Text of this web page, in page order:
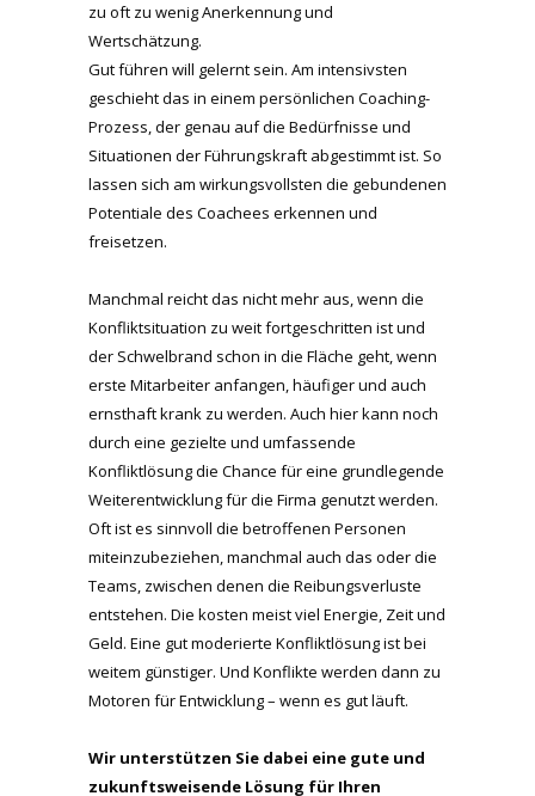
zu oft zu wenig Anerkennung und
Wertschätzung.
Gut führen will gelernt sein. Am intensivsten
geschieht das in einem persönlichen Coaching-
Prozess, der genau auf die Bedürfnisse und
Situationen der Führungskraft abgestimmt ist. So
lassen sich am wirkungsvollsten die gebundenen
Potentiale des Coachees erkennen und
freisetzen.
Manchmal reicht das nicht mehr aus, wenn die
Konfliktsituation zu weit fortgeschritten ist und
der Schwelbrand schon in die Fläche geht, wenn
erste Mitarbeiter anfangen, häufiger und auch
ernsthaft krank zu werden. Auch hier kann noch
durch eine gezielte und umfassende
Konfliktlösung die Chance für eine grundlegende
Weiterentwicklung für die Firma genutzt werden.
Oft ist es sinnvoll die betroffenen Personen
miteinzubeziehen, manchmal auch das oder die
Teams, zwischen denen die Reibungsverluste
entstehen. Die kosten meist viel Energie, Zeit und
Geld. Eine gut moderierte Konfliktlösung ist bei
weitem günstiger. Und Konflikte werden dann zu
Motoren für Entwicklung – wenn es gut läuft.
Wir unterstützen Sie dabei eine gute und
zukunftsweisende Lösung für Ihren